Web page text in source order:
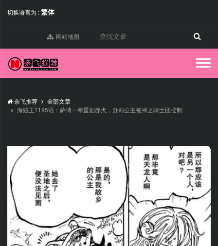
切换语言为 : 繁体
网站地图
奈飞推荐
全部文章
海贼王1185话：萨博一拳重创赤犬，舒莉公主被神之骑士团控制